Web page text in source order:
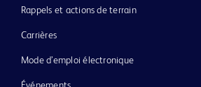
Rappels et actions de terrain
Carrières
Mode d’emploi électronique